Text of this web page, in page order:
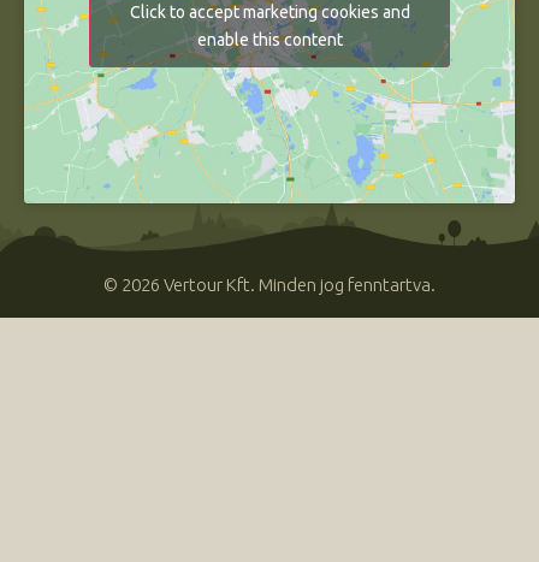
Click to accept marketing cookies and
enable this content
© 2026 Vertour Kft. Minden jog fenntartva.